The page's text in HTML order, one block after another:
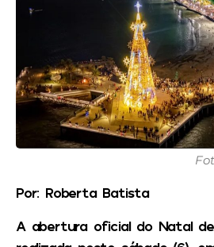
Por: Roberta Batista
A abertura oficial do Natal